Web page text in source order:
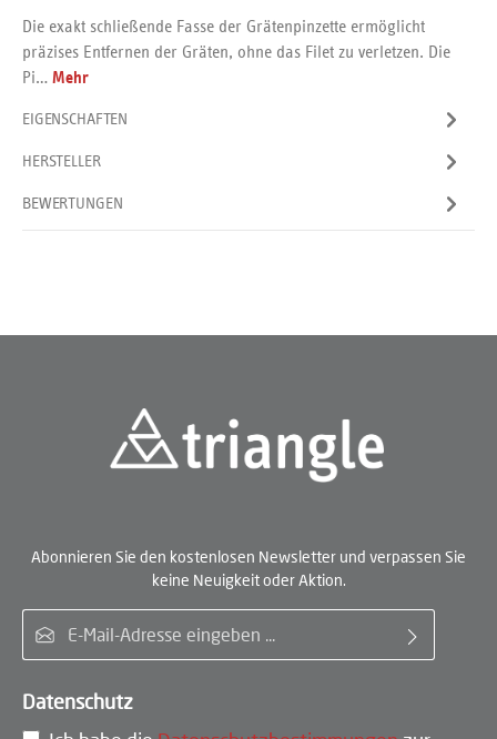
Die exakt schließende Fasse der Grätenpinzette ermöglicht
präzises Entfernen der Gräten, ohne das Filet zu verletzen. Die
Pi… Mehr
EIGENSCHAFTEN
HERSTELLER
BEWERTUNGEN
Abonnieren Sie den kostenlosen Newsletter und verpassen Sie
keine Neuigkeit oder Aktion.
Datenschutz